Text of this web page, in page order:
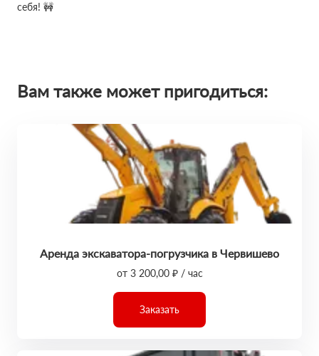
себя! 🚧
Вам также может пригодиться:
Аренда экскаватора-погрузчика в Червишево
от 3 200,00 ₽ / час
Заказать